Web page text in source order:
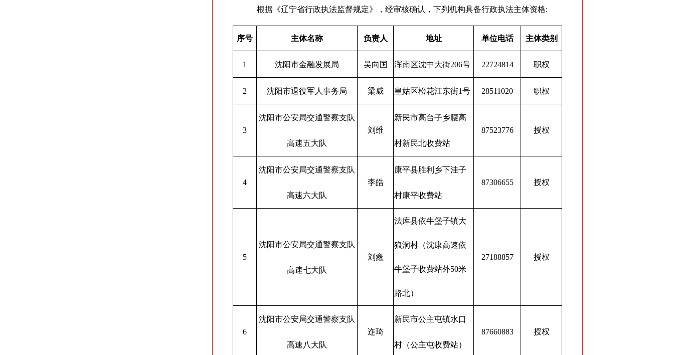
根据《辽宁省行政执法监督规定》，经审核确认，下列机构具备行政执法主体资格:
序号 主体名称 负责人 地址 单位电话 主体类别
1 沈阳市金融发展局 吴向国 浑南区沈中大街206号 22724814 职权
2 沈阳市退役军人事务局 梁威 皇姑区松花江东街1号 28511020 职权
3
沈阳市公安局交通警察支队
高速五大队
刘维
新民市高台子乡腰高
村新民北收费站
87523776 授权
4
沈阳市公安局交通警察支队
高速六大队
李皓
康平县胜利乡下洼子
村康平收费站
87306655 授权
5
沈阳市公安局交通警察支队
高速七大队
刘鑫
法库县依牛堡子镇大
狼洞村（沈康高速依
牛堡子收费站外50米
路北）
27188857 授权
6
沈阳市公安局交通警察支队
高速八大队
迮琦
新民市公主屯镇水口
村（公主屯收费站）
87660883 授权